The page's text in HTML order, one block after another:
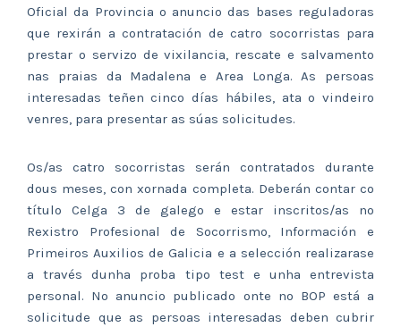
Oficial da Provincia o anuncio das bases reguladoras
que rexirán a contratación de catro socorristas para
prestar o servizo de vixilancia, rescate e salvamento
nas praias da Madalena e Area Longa. As persoas
interesadas teñen cinco días hábiles, ata o vindeiro
venres, para presentar as súas solicitudes.
Os/as catro socorristas serán contratados durante
dous meses, con xornada completa. Deberán contar co
título Celga 3 de galego e estar inscritos/as no
Rexistro Profesional de Socorrismo, Información e
Primeiros Auxilios de Galicia e a selección realizarase
a través dunha proba tipo test e unha entrevista
personal. No anuncio publicado onte no BOP está a
solicitude que as persoas interesadas deben cubrir